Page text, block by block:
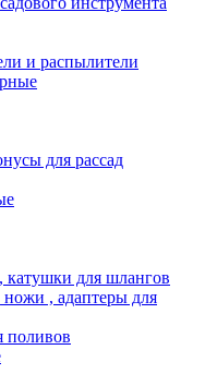
и распылители
для рассад
для шлангов
, адаптеры для
поливов